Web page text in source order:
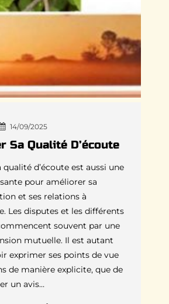
14/09/2025
Sa Qualité D’écoute
qualité d’écoute est aussi une
pour améliorer sa
et ses relations à
Les disputes et les différents
souvent par une
mutuelle. Il est autant
exprimer ses points de vue
de manière explicite, que de
un avis…